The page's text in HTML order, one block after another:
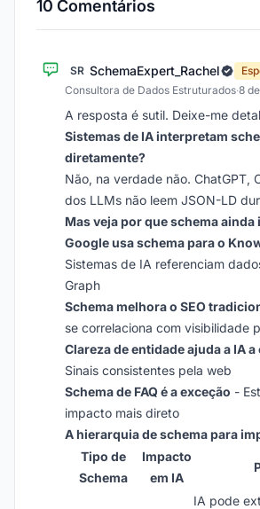
10 Comentários
SR SchemaExpert_Rachel
Consultora de Dados Estruturados·8
A resposta é sutil. Deixe-me
Sistemas de IA interpretam
diretamente?
Não, na verdade não. ChatGPT,
dos LLMs não leem JSON-LD
Mas veja por que schema ainda
Google usa schema para o
Sistemas de IA referenciam
Graph
Schema melhora o SEO
se correlaciona com visibilidade
Clareza de entidade ajuda a IA
Sinais consistentes pela web
Schema de FAQ é a exceção -
impacto mais direto
A hierarquia de schema para
Tipo de
Schema
Impacto
em IA
IA pode